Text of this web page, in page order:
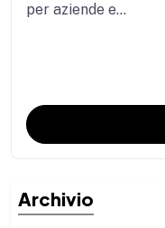
per aziende e...
Archivio